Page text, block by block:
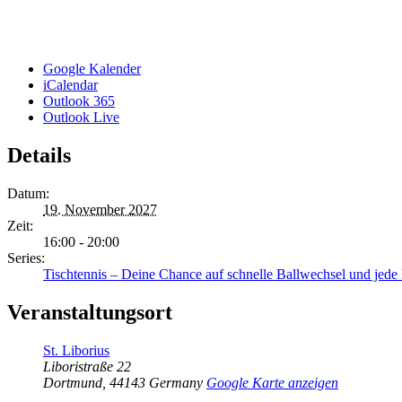
Google Kalender
iCalendar
Outlook 365
Outlook Live
Details
Datum:
19. November 2027
Zeit:
16:00 - 20:00
Series:
Tischtennis – Deine Chance auf schnelle Ballwechsel und jede
Veranstaltungsort
St. Liborius
Liboristraße 22
Dortmund 44143 Germany Google Karte anzeigen